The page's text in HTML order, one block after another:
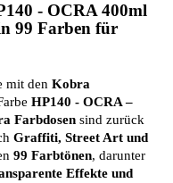
- OCRA 400ml
99 Farben für
mit den Kobra
HP140 - OCRA–
Farbdosen sind zurück
Graffiti, Street Art und
99 Farbtönen, darunter
Effekte und